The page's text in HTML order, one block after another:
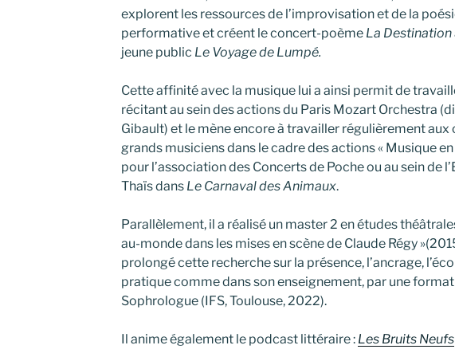
explorent les ressources de l’improvisation et de la
performative et créent le concert-poème La Destination
jeune public Le Voyage de Lumpé.
Cette affinité avec la musique lui a ainsi permit de
récitant au sein des actions du Paris Mozart Orchestra
Gibault) et le mène encore à travailler régulièrement aux
grands musiciens dans le cadre des actions « Musique
pour l’association des Concerts de Poche ou au sein de
Thaïs dans Le Carnaval des Animaux.
Parallèlement, il a réalisé un master 2 en études
au-monde dans les mises en scène de Claude Régy
prolongé cette recherche sur la présence, l’ancrage,
pratique comme dans son enseignement, par une
Sophrologue (IFS, Toulouse, 2022).
Il anime également le podcast littéraire : Les Bruits Neufs